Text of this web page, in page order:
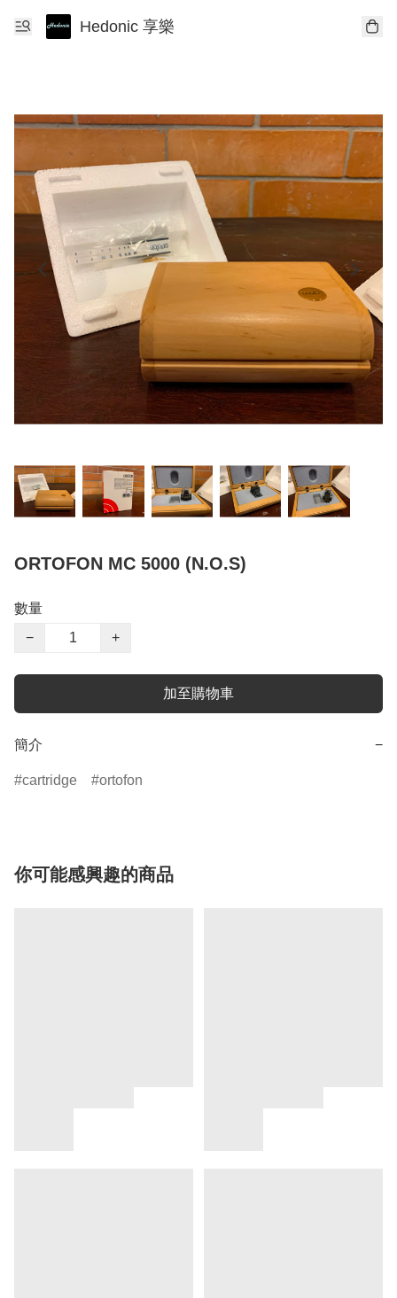
Hedonic 享樂
ORTOFON MC 5000 (N.O.S)
數量
−
+
加至購物車
簡介 −
cartridge ortofon
你可能感興趣的商品